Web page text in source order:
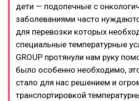
дети — подопечные с
заболеваниями часто
для перевозки которых
специальные температурные
GROUP протянули нам руку
было особенно необходимо,
стало для нас решением и
транспортировкой